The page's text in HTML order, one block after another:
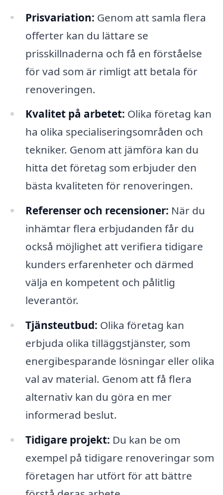
Prisvariation: Genom att samla flera
offerter kan du lättare se
prisskillnaderna och få en förståelse
för vad som är rimligt att betala för
renoveringen.
Kvalitet på arbetet: Olika företag kan
ha olika specialiseringsområden och
tekniker. Genom att jämföra kan du
hitta det företag som erbjuder den
bästa kvaliteten för renoveringen.
Referenser och recensioner: När du
inhämtar flera erbjudanden får du
också möjlighet att verifiera tidigare
kunders erfarenheter och därmed
välja en kompetent och pålitlig
leverantör.
Tjänsteutbud: Olika företag kan
erbjuda olika tilläggstjänster, som
energibesparande lösningar eller olika
val av material. Genom att få flera
alternativ kan du göra en mer
informerad beslut.
Tidigare projekt: Du kan be om
exempel på tidigare renoveringar som
företagen har utfört för att bättre